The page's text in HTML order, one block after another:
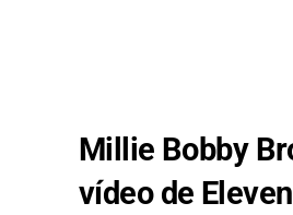
Millie Bobby
vídeo de Eleven